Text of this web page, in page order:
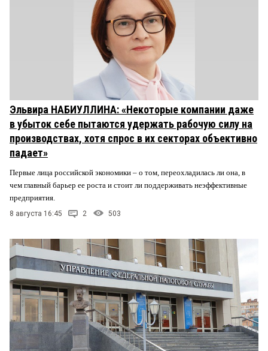
Эльвира НАБИУЛЛИНА: «Некоторые компании даже
в убыток себе пытаются удержать рабочую силу на
производствах, хотя спрос в их секторах объективно
падает»
Первые лица российской экономики – о том, переохладилась ли она, в
чем главный барьер ее роста и стоит ли поддерживать неэффективные
предприятия.
8 августа 16:45 2 503